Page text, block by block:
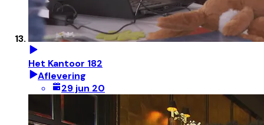
Het Kantoor 182
Aflevering
29 jun 20